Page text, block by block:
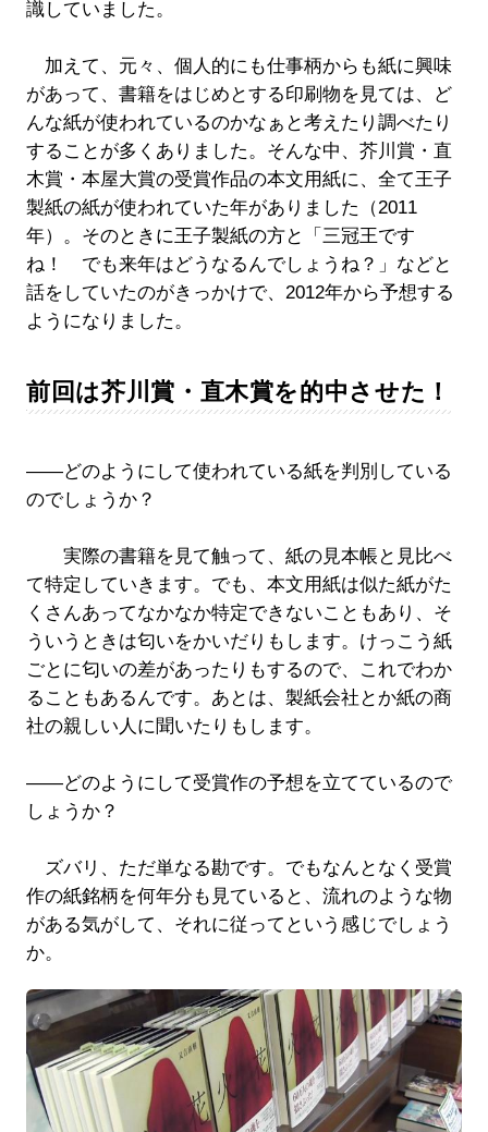
識していました。
加えて、元々、個人的にも仕事柄からも紙に興味
があって、書籍をはじめとする印刷物を見ては、ど
んな紙が使われているのかなぁと考えたり調べたり
することが多くありました。そんな中、芥川賞・直
木賞・本屋大賞の受賞作品の本文用紙に、全て王子
製紙の紙が使われていた年がありました（2011
年）。そのときに王子製紙の方と「三冠王です
ね！ でも来年はどうなるんでしょうね？」などと
話をしていたのがきっかけで、2012年から予想する
ようになりました。
前回は芥川賞・直木賞を的中させた！
――どのようにして使われている紙を判別している
のでしょうか？
実際の書籍を見て触って、紙の見本帳と見比べ
て特定していきます。でも、本文用紙は似た紙がた
くさんあってなかなか特定できないこともあり、そ
ういうときは匂いをかいだりもします。けっこう紙
ごとに匂いの差があったりもするので、これでわか
ることもあるんです。あとは、製紙会社とか紙の商
社の親しい人に聞いたりもします。
――どのようにして受賞作の予想を立てているので
しょうか？
ズバリ、ただ単なる勘です。でもなんとなく受賞
作の紙銘柄を何年分も見ていると、流れのような物
がある気がして、それに従ってという感じでしょう
か。